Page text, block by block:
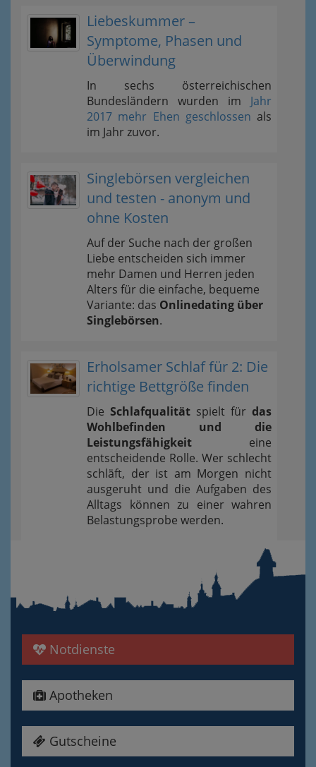
Liebeskummer –
Symptome, Phasen und
Überwindung
In sechs österreichischen
Bundesländern wurden im Jahr
2017 mehr Ehen geschlossen als
im Jahr zuvor.
Singlebörsen vergleichen
und testen - anonym und
ohne Kosten
Auf der Suche nach der großen
Liebe entscheiden sich immer
mehr Damen und Herren jeden
Alters für die einfache, bequeme
Variante: das Onlinedating über
Singlebörsen.
Erholsamer Schlaf für 2: Die
richtige Bettgröße finden
Die Schlafqualität spielt für das
Wohlbefinden und die
Leistungsfähigkeit eine
entscheidende Rolle. Wer schlecht
schläft, der ist am Morgen nicht
ausgeruht und die Aufgaben des
Alltags können zu einer wahren
Belastungsprobe werden.
Notdienste
Apotheken
Gutscheine